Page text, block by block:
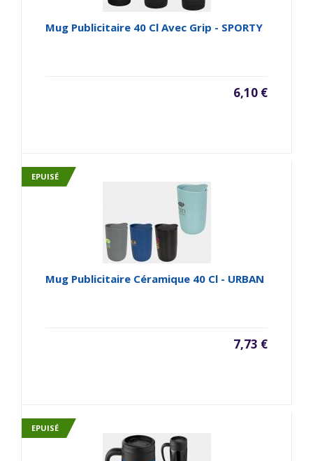
Mug Publicitaire 40 Cl Avec Grip - SPORTY
6,10 €
EPUISÉ
Mug Publicitaire Céramique 40 Cl - URBAN
7,73 €
EPUISÉ